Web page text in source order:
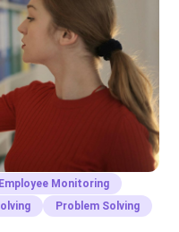
Employee Monitoring
Problem Solving